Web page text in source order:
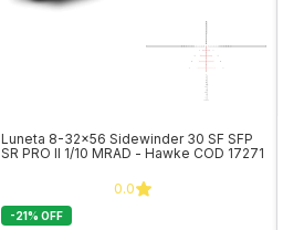
Luneta 8-32x56 Sidewinder 30 SF SFP
SR PRO II 1/10 MRAD - Hawke COD 17271
0.0
-21% OFF